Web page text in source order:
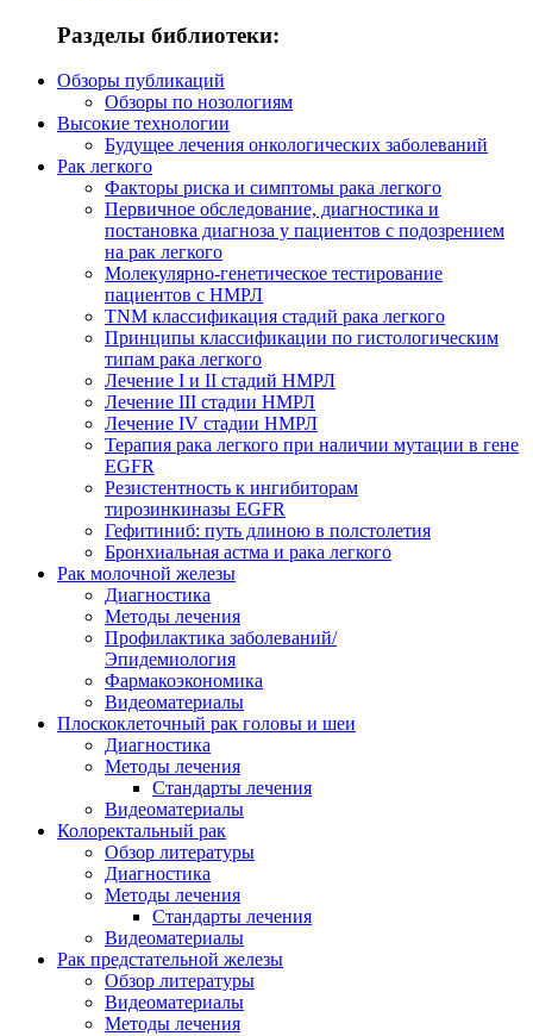
Разделы библиотеки:
Обзоры публикаций
Обзоры по нозологиям
Высокие технологии
Будущее лечения онкологических заболеваний
Рак легкого
Факторы риска и симптомы рака легкого
Первичное обследование, диагностика и
постановка диагноза у пациентов с подозрением
на рак легкого
Молекулярно-генетическое тестирование
пациентов с НМРЛ
TNM классификация стадий рака легкого
Принципы классификации по гистологическим
типам рака легкого
Лечение I и II стадий НМРЛ
Лечение III стадии НМРЛ
Лечение IV стадии НМРЛ
Терапия рака легкого при наличии мутации в гене
EGFR
Резистентность к ингибиторам
тирозинкиназы EGFR
Гефитиниб: путь длиною в полстолетия
Бронхиальная астма и рака легкого
Рак молочной железы
Диагностика
Методы лечения
Профилактика заболеваний/
Эпидемиология
Фармакоэкономика
Видеоматериалы
Плоскоклеточный рак головы и шеи
Диагностика
Методы лечения
Стандарты лечения
Видеоматериалы
Колоректальный рак
Обзор литературы
Диагностика
Методы лечения
Стандарты лечения
Видеоматериалы
Рак предстательной железы
Обзор литературы
Видеоматериалы
Методы лечения